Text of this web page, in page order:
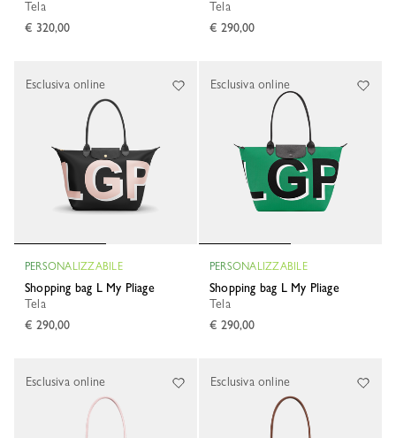
Tela
€ 320,00
Tela
€ 290,00
PERSONALIZZABILE
Shopping bag L My Pliage
Tela
€ 290,00
Esclusiva online
PERSONALIZZABILE
Shopping bag L My Pliage
Tela
€ 290,00
Esclusiva online
Esclusiva online Esclusiva online